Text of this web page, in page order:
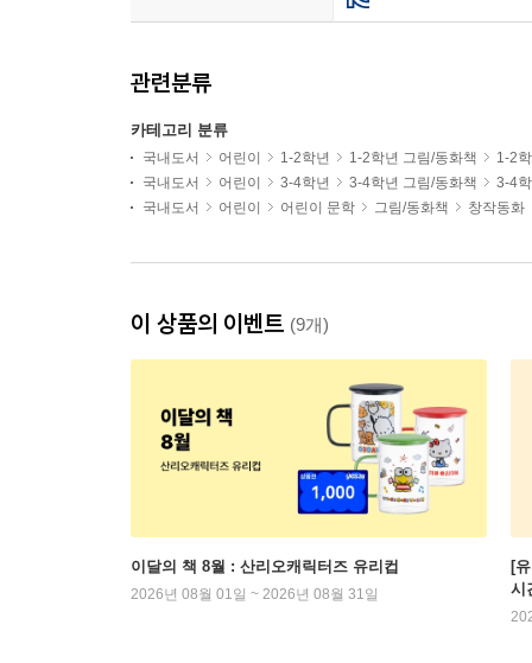
관련분류
카테고리 분류
국내도서 어린이 1-2학년 1-2학년 그림/동화책
1-2
국내도서
어린이 3-4학년 3-4학년 그림/동화책
3-4
국내도서
어린이 어린이 문학 그림/동화책 창작동화
이 상품의 이벤트 (9개)
이달의 책 8월 : 산리오캐릭터즈 유리컵
2026년 08월 01일 ~ 2026년 08월 31일
[
시